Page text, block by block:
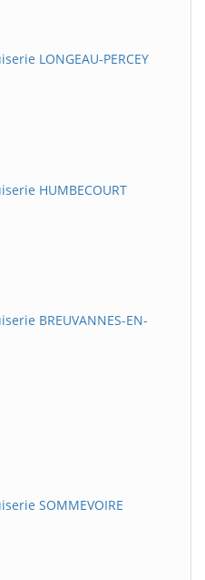
LONGEAU-PERCEY
HUMBECOURT
BREUVANNES-EN-
SOMMEVOIRE